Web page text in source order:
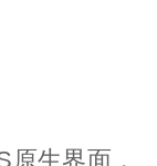
生界面，